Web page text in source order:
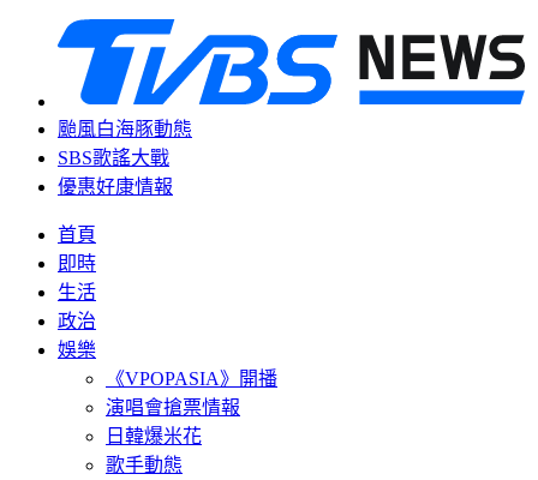
颱風白海豚動態
SBS歌謠大戰
優惠好康情報
首頁
即時
生活
政治
娛樂
《VPOPASIA》開播
演唱會搶票情報
日韓爆米花
歌手動態